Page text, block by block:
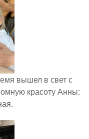
вышел в свет с
красоту Анны: